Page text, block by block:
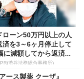
ローン50万円以上の人
済を3～6ヶ月停止して
に減額してから返済...
PR(渋谷法務総合事務所)
ース製薬 クーザ』